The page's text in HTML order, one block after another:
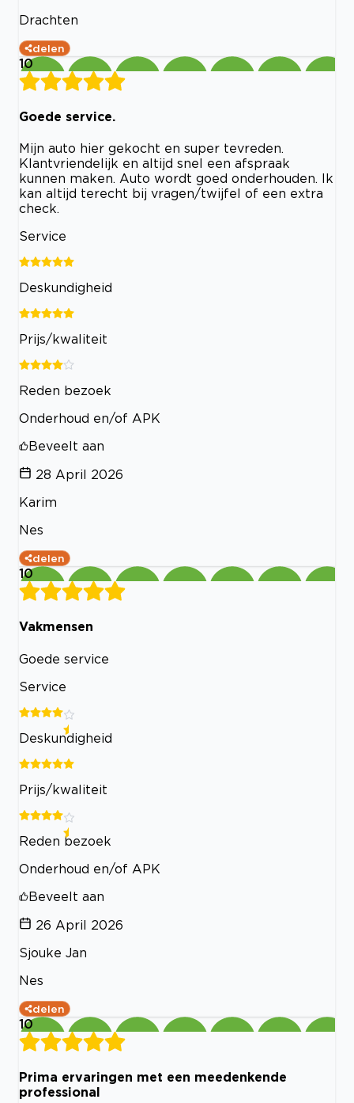
Drachten
delen
10
Goede service.
Mijn auto hier gekocht en super tevreden.
Klantvriendelijk en altijd snel een afspraak
kunnen maken. Auto wordt goed onderhouden. Ik
kan altijd terecht bij vragen/twijfel of een extra
check.
Service
Deskundigheid
Prijs/kwaliteit
Reden bezoek
Onderhoud en/of APK
Beveelt aan
28 April 2026
Karim
Nes
delen
10
Vakmensen
Goede service
Service
Deskundigheid
Prijs/kwaliteit
Reden bezoek
Onderhoud en/of APK
Beveelt aan
26 April 2026
Sjouke Jan
Nes
delen
10
Prima ervaringen met een meedenkende
professional